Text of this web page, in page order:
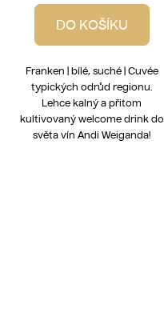
DO KOŠÍKU
Franken | bílé, suché | Cuvée
typických odrůd regionu.
Lehce kalný a přitom
kultivovaný welcome drink do
světa vín Andi Weiganda!